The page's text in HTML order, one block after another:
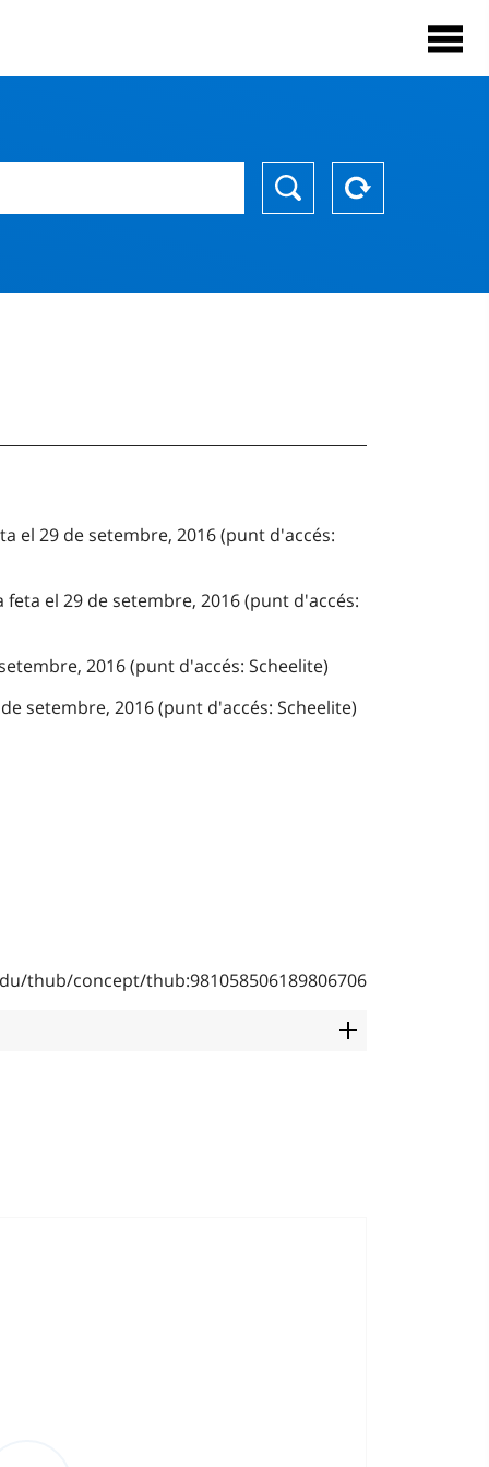
el 29 de setembre, 2016 (punt d'accés:
el 29 de setembre, 2016 (punt d'accés:
2016 (punt d'accés: Scheelite)
setembre, 2016 (punt d'accés: Scheelite)
thub/concept/thub:981058506189806706